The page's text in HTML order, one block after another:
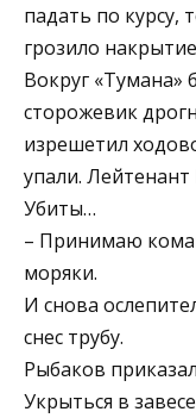
падать по курсу,
грозило
Вокруг «Тумана»
сторожевик
изрешетил
упали.
Убиты…
– Принимаю
моряки.
И снова
снес трубу.
Рыбаков
Укрыться в